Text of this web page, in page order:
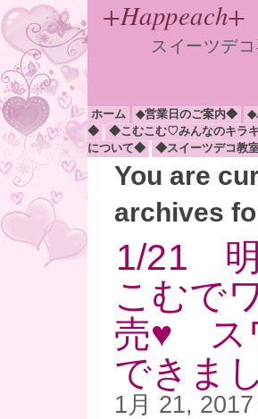
+Happeach+
スイーツデ
ホーム ◆営業日のご案内◆
◆
◆
◆こむこむ♡みんなのキラ
について◆
◆スイーツデコ教
You are
archives
1/21 明
こむで
売♥ ス
できま
1月 21,